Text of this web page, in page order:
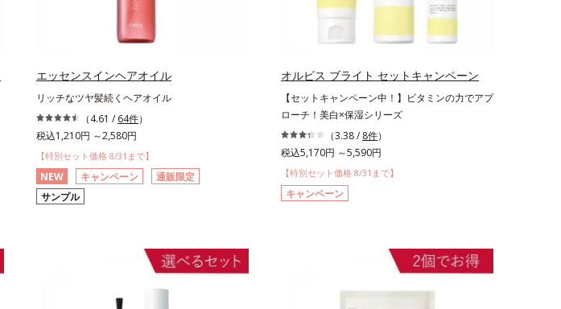
エッセンスインヘアオイル
リッチなツヤ髪続くヘアオイル
（4.61 / 64件）
税込1,210円 ～2,580円
【特別セット価格 8/31まで】
NEW キャンペーン
通販限定
サンプル
オルビス ブライト セットキャンペーン
【セットキャンペーン中！】ビタミンの力でアプ
ローチ！美白×保湿シリーズ
（3.38 / 8件）
税込5,170円 ～5,590円
【特別セット価格 8/31まで】
キャンペーン